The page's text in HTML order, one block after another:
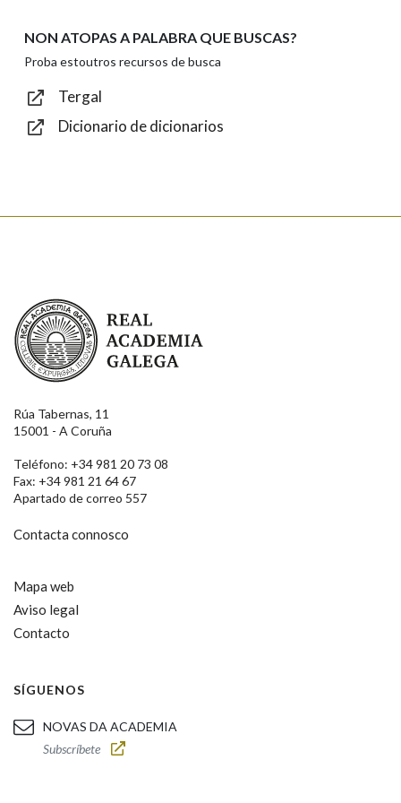
Texto de verificación
NON ATOPAS A PALABRA QUE BUSCAS?
Proba estoutros recursos de busca
Tergal
Dicionario de dicionarios
Real Academia Galega
Rúa Tabernas, 11
15001 - A Coruña
Teléfono: +34 981 20 73 08
Fax: +34 981 21 64 67
Apartado de correo 557
Contacta connosco
Mapa web
Aviso legal
Contacto
SÍGUENOS
NOVAS DA ACADEMIA
Subscríbete